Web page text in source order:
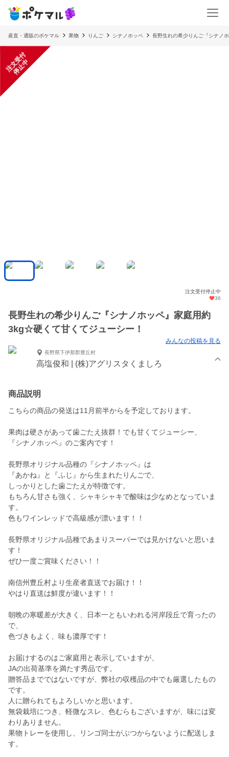
産直・通販のポケマル 果物 りんご シナノホッペ 長野生れの希少りんご『シナノ
注
文
受
付
停
止
中
注文受付停止中
36
長野生れの希少りんご『シナノホッペ』家庭用約
3kg☆硬くて甘くてジューシー！
みんなの投稿を見る
長野県下伊那郡豊丘村
高塩俊和 | (株)アグリスタくましろ
商品説明
こちらの商品の発送は11月前半からを予定しております。
果肉は硬さがあって歯ごたえ抜群！でも甘くてジューシー、
『シナノホッペ』のご案内です！
長野県オリジナル品種の『シナノホッペ』は
『あかね』と『ふじ』から生まれたりんごで、
しっかりとした歯ごたえが特徴です。
もちろん甘さも強く、シャキシャキで酸味は少なめとなっていま
す。
色もワインレッドで高級感が漂います！！
長野県オリジナル品種であまりスーパーでは見かけないと思いま
す！
ぜひ一度ご賞味ください！！
南信州豊丘村より生産者直送でお届け！！
やはり直送は鮮度が違います！！
朝晩の寒暖差が大きく、日本一ともいわれる河岸段丘で育ったの
で、
色づきもよく、味も濃厚です！
お届けするのはご家庭用と表示していますが、
JAの出荷基準を満たす秀品です。
贈答品までではないですが、弊社の収穫品の中でも厳選したもの
です。
人に贈られてもよろしいかと思います。
無袋栽培につき、軽微なスレ、色むらもございますが、味には変
わりありません。
果物トレーを使用し、リンゴ同士がぶつからないように配送しま
す。